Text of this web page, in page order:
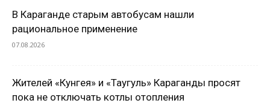
В Караганде старым автобусам нашли
рациональное применение
07.08.2026
Жителей «Кунгея» и «Таугуль» Караганды просят
пока не отключать котлы отопления